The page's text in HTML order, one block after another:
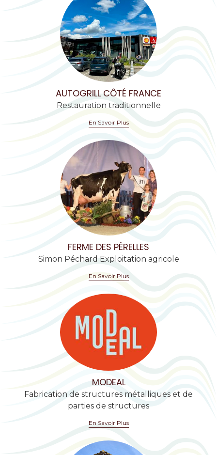
AUTOGRILL CÔTÉ FRANCE
Restauration traditionnelle
En Savoir Plus
FERME DES PÉRELLES
Simon Péchard Exploitation agricole
En Savoir Plus
MODEAL
Fabrication de structures métalliques et de
parties de structures
En Savoir Plus